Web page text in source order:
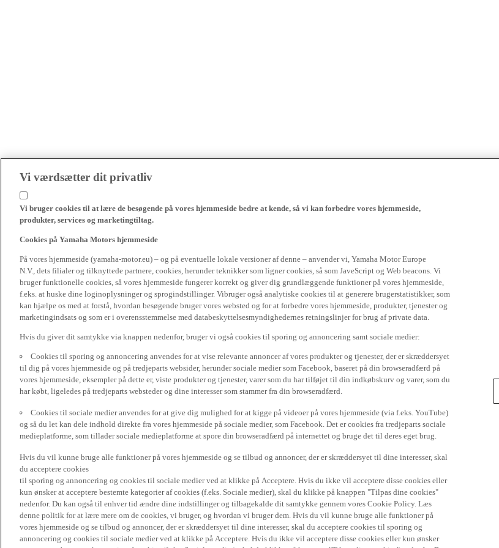
Vi værdsætter dit privatliv
Vi bruger cookies til at lære de besøgende på vores hjemmeside bedre at kende, så vi kan forbedre vores hjemmeside,
produkter, services og marketingtiltag.
Cookies på Yamaha Motors hjemmeside
På vores hjemmeside (yamaha-motor.eu) – og på eventuelle lokale versioner af denne – anvender vi, Yamaha Motor Europe
N.V., dets filialer og tilknyttede partnere, cookies, herunder teknikker som ligner cookies, så som JaveScript og Web beacons. Vi
bruger funktionelle cookies, så vores hjemmeside fungerer korrekt og giver dig grundlæggende funktioner på vores hjemmeside,
f.eks. at huske dine loginoplysninger og sprogindstillinger. Vibruger også analytiske cookies til at generere brugerstatistikker, som
kan hjælpe os med at forstå, hvordan besøgende bruger vores websted og for at forbedre vores hjemmeside, produkter, tjenester og
marketingindsats og som er i overensstemmelse med databeskyttelsesmyndighedernes retningslinjer for brug af private data.
Hvis du giver dit samtykke via knappen nedenfor, bruger vi også cookies til sporing og annoncering samt sociale medier:
Cookies til sporing og annoncering anvendes for at vise relevante annoncer af vores produkter og tjenester, der er skræddersyet
til dig på vores hjemmeside og på tredjeparts websider, herunder sociale medier som Facebook, baseret på din browseradfærd på
vores hjemmeside, eksempler på dette er, viste produkter og tjenester, varer som du har tilføjet til din indkøbskurv og varer, som du
har købt, ligeledes på tredjeparts websteder og dine interesser som stammer fra din browseradfærd.
Cookies til sociale medier anvendes for at give dig mulighed for at kigge på videoer på vores hjemmeside (via f.eks. YouTube)
og så du let kan dele indhold direkte fra vores hjemmeside på sociale medier, som Facebook. Det er cookies fra tredjeparts sociale
medieplatforme, som tillader sociale medieplatforme at spore din browseradfærd på internettet og bruge det til deres eget brug.
Hvis du vil kunne bruge alle funktioner på vores hjemmeside og se tilbud og annoncer, der er skræddersyet til dine interesser, skal
du acceptere cookies
til sporing og annoncering og cookies til sociale medier ved at klikke på Acceptere. Hvis du ikke vil acceptere disse cookies eller
kun ønsker at acceptere bestemte kategorier af cookies (f.eks. Sociale medier), skal du klikke på knappen "Tilpas dine cookies"
nedenfor. Du kan også til enhver tid ændre dine indstillinger og tilbagekalde dit samtykke gennem vores Cookie Policy. Læs
denne politik for at lære mere om de cookies, vi bruger, og hvordan vi bruger dem. Hvis du vil kunne bruge alle funktioner på
vores hjemmeside og se tilbud og annoncer, der er skræddersyet til dine interesser, skal du acceptere cookies til sporing og
annoncering og cookies til sociale medier ved at klikke på Acceptere. Hvis du ikke vil acceptere disse cookies eller kun ønsker